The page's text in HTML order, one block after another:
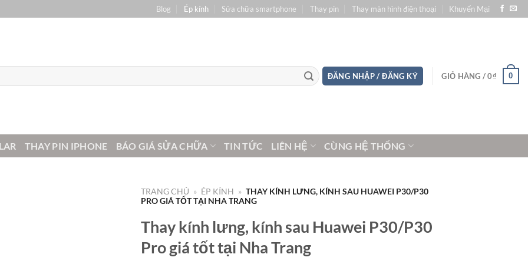
Blog Ép kính Sửa chữa smartphone Thay pin Thay màn hình điện thoại Khuyến Mại
ĐĂNG NHẬP / ĐĂNG KÝ GIỎ HÀNG /0₫ 0
THAY PIN IPHONE BÁO GIÁ SỬA CHỮA TIN TỨC LIÊN HỆ CÙNG HỆ THỐNG
TRANG CHỦ » ÉP KÍNH » THAY KÍNH LƯNG, KÍNH SAU HUAWEI P30/P30
PRO GIÁ TỐT TẠI NHA TRANG
Thay kính lưng, kính sau Huawei P30/P30
Pro giá tốt tại Nha Trang